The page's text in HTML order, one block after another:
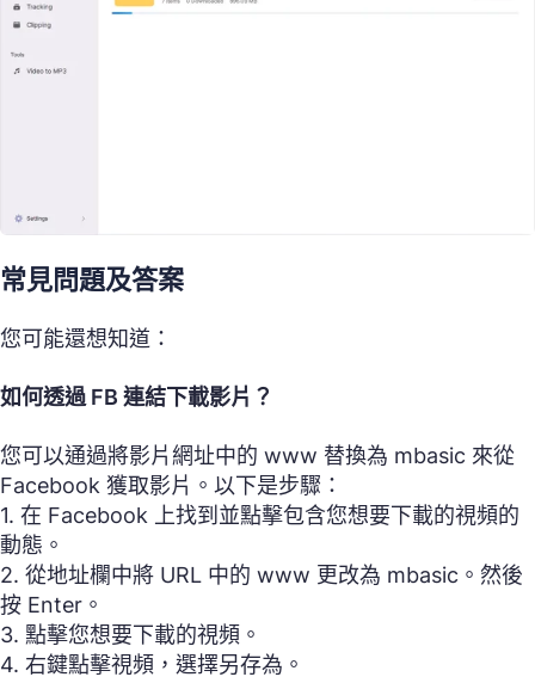
常見問題及答案
您可能還想知道：
如何透過 FB 連結下載影片？
您可以通過將影片網址中的 www 替換為 mbasic 來從
Facebook 獲取影片。以下是步驟：
1. 在 Facebook 上找到並點擊包含您想要下載的視頻的
動態。
2. 從地址欄中將 URL 中的 www 更改為 mbasic。然後
按 Enter。
3. 點擊您想要下載的視頻。
4. 右鍵點擊視頻，選擇另存為。